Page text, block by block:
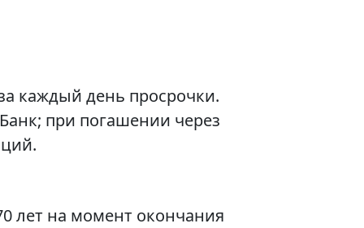
каждый день просрочки.
при погашении через
лет на момент окончания